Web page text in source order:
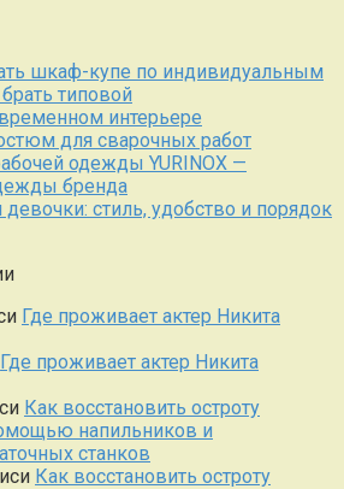
шкаф-купе по индивидуальным
типовой
интерьере
для сварочных работ
одежды YURINOX —
бренда
стиль, удобство и порядок
Где проживает актер Никита
Где проживает актер Никита
Как восстановить остроту
напильников и
станков
Как восстановить остроту